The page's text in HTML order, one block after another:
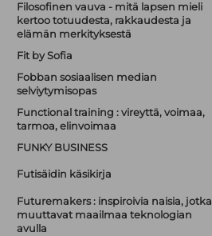
Filosofinen vauva - mitä lapsen mieli
kertoo totuudesta, rakkaudesta ja
elämän merkityksestä
Fit by Sofia
Fobban sosiaalisen median
selviytymisopas
Functional training : vireyttä, voimaa,
tarmoa, elinvoimaa
FUNKY BUSINESS
Futisäidin käsikirja
Futuremakers : inspiroivia naisia, jotka
muuttavat maailmaa teknologian
avulla